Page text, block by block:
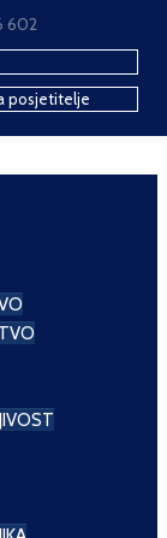
602
posjetitelje